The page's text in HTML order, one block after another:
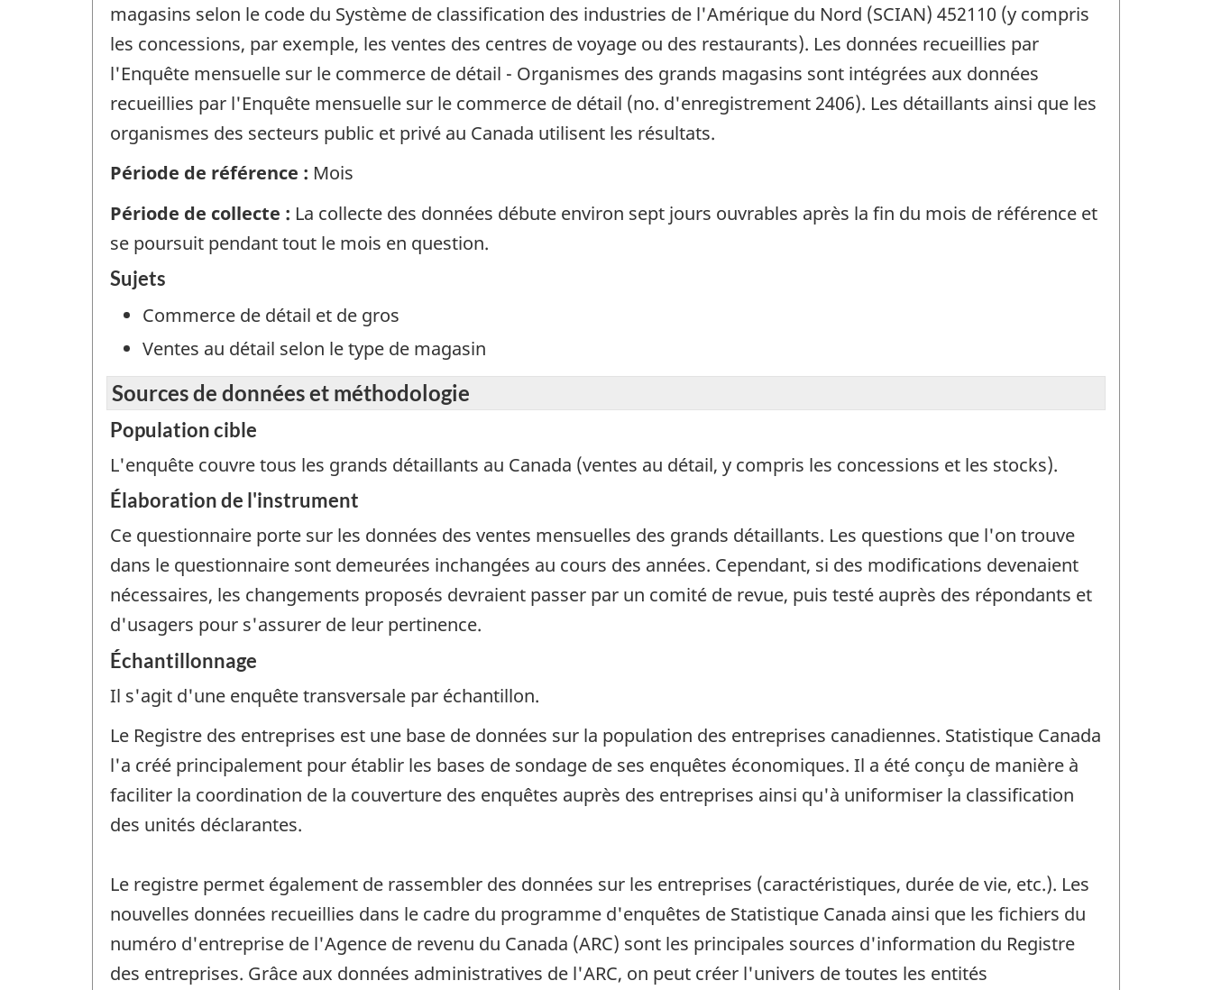
magasins selon le code du Système de classification des industries de l'Amérique du Nord (SCIAN) 452110 (y compris
les concessions, par exemple, les ventes des centres de voyage ou des restaurants). Les données recueillies par
l'Enquête mensuelle sur le commerce de détail - Organismes des grands magasins sont intégrées aux données
recueillies par l'Enquête mensuelle sur le commerce de détail (no. d'enregistrement 2406). Les détaillants ainsi que les
organismes des secteurs public et privé au Canada utilisent les résultats.
Période de référence : Mois
Période de collecte : La collecte des données débute environ sept jours ouvrables après la fin du mois de référence et
se poursuit pendant tout le mois en question.
Sujets
Commerce de détail et de gros
Ventes au détail selon le type de magasin
Sources de données et méthodologie
Population cible
L'enquête couvre tous les grands détaillants au Canada (ventes au détail, y compris les concessions et les stocks).
Élaboration de l'instrument
Ce questionnaire porte sur les données des ventes mensuelles des grands détaillants. Les questions que l'on trouve
dans le questionnaire sont demeurées inchangées au cours des années. Cependant, si des modifications devenaient
nécessaires, les changements proposés devraient passer par un comité de revue, puis testé auprès des répondants et
d'usagers pour s'assurer de leur pertinence.
Échantillonnage
Il s'agit d'une enquête transversale par échantillon.
Le Registre des entreprises est une base de données sur la population des entreprises canadiennes. Statistique Canada
l'a créé principalement pour établir les bases de sondage de ses enquêtes économiques. Il a été conçu de manière à
faciliter la coordination de la couverture des enquêtes auprès des entreprises ainsi qu'à uniformiser la classification
des unités déclarantes.
Le registre permet également de rassembler des données sur les entreprises (caractéristiques, durée de vie, etc.). Les
nouvelles données recueillies dans le cadre du programme d'enquêtes de Statistique Canada ainsi que les fichiers du
numéro d'entreprise de l'Agence de revenu du Canada (ARC) sont les principales sources d'information du Registre
des entreprises. Grâce aux données administratives de l'ARC, on peut créer l'univers de toutes les entités